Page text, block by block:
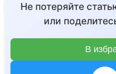
Не потеряйте
или
В